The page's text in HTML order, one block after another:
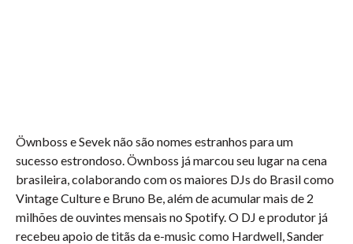
Öwnboss e Sevek não são nomes estranhos para um
sucesso estrondoso. Öwnboss já marcou seu lugar na cena
brasileira, colaborando com os maiores DJs do Brasil como
Vintage Culture e Bruno Be, além de acumular mais de 2
milhões de ouvintes mensais no Spotify. O DJ e produtor já
recebeu apoio de titãs da e-music como Hardwell, Sander